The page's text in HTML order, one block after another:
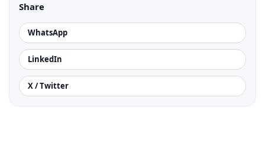
Share
WhatsApp
LinkedIn
X / Twitter